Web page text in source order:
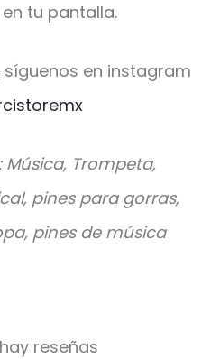
tu pantalla.
síguenos en instagram
Música, Trompeta,
pines para gorras,
pines de música
reseñas